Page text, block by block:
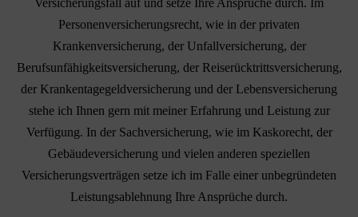
Versicherungsfall auf und setze Ihre Ansprüche durch. Im
Personenversicherungsrecht, wie in der privaten
Krankenversicherung, der Unfallversicherung, der
Berufsunfähigkeitsversicherung, der Reiserücktrittsversicherung,
der Krankentagegeldversicherung und der Lebensversicherung
stehe ich Ihnen gern mit meiner Erfahrung und Leistung zur
Verfügung. In der Sachversicherung, wie im Kaskorecht, der
Gebäudeversicherung und vielen anderen speziellen
Versicherungsverträgen setze ich im Falle einer unbegründeten
Leistungsablehnung Ihre Ansprüche durch.